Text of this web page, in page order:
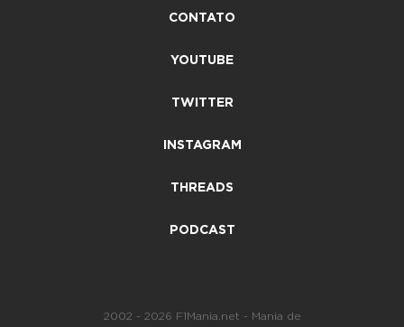
CONTATO
YOUTUBE
TWITTER
INSTAGRAM
THREADS
PODCAST
2002 - 2026 F1Mania.net - Mania de